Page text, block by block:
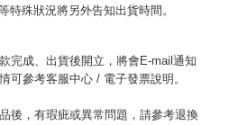
特殊狀況將另外告知出貨時間。
完成、出貨後開立，將會E-mail通知
可參考客服中心 / 電子發票說明。
後，有瑕疵或異常問題，請參考退換